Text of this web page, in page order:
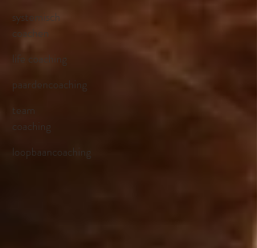
systemisch
coachen
life coaching
paardencoaching
team
coaching
loopbaancoaching